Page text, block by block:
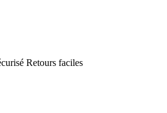
Retours faciles